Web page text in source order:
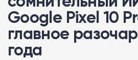
Google Pixel 10
главное
года